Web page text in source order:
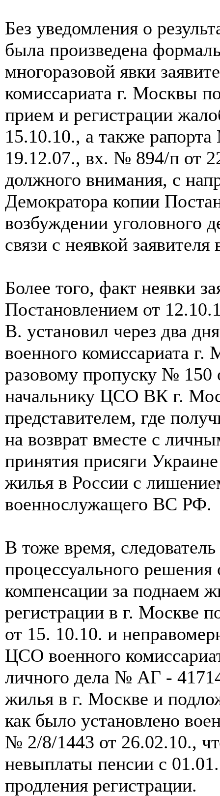
Без уведомления о
была произведена
многоразовой явки
комиссариата г. Москвы
прием и регистрации
15.10.10., а также
19.12.07., вх. № 894/п от
должного внимания, с
Демократора копии
возбуждении уголовного
связи с неявкой
Более того, факт неявки
Постановлением от
В. установил через два
военного комиссариата
разовому пропуску №
начальнику ЦСО ВК г.
представителем, где
на возврат вместе с
принятия присяги
жилья в России с
военнослужащего ВС РФ.
В тоже время,
процессуального
компенсации за поднаем
регистрации в г. Москве
от 15. 10.10. и
ЦСО военного
личного дела № АГ -
жилья в г. Москве и
как было установлено
№ 2/8/1443 от 26.02.10.,
невыплаты пенсии с
продления регистрации.